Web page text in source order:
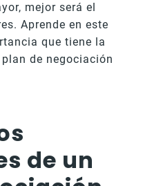
mejor será el
Aprende en este
que tiene la
de negociación
de un